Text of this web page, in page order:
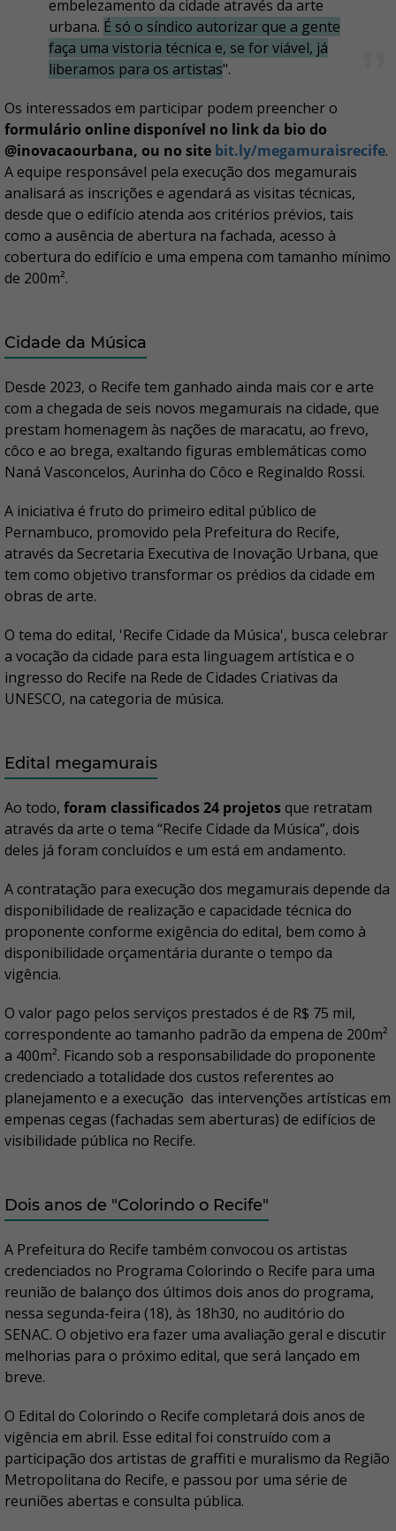
embelezamento da cidade através da arte
urbana. É só o síndico autorizar que a gente
faça uma vistoria técnica e, se for viável, já
liberamos para os artistas".
Os interessados em participar podem preencher o
formulário online disponível no link da bio do
@inovacaourbana, ou no site bit.ly/megamuraisrecife.
A equipe responsável pela execução dos megamurais
analisará as inscrições e agendará as visitas técnicas,
desde que o edifício atenda aos critérios prévios, tais
como a ausência de abertura na fachada, acesso à
cobertura do edifício e uma empena com tamanho mínimo
de 200m².
Cidade da Música
Desde 2023, o Recife tem ganhado ainda mais cor e arte
com a chegada de seis novos megamurais na cidade, que
prestam homenagem às nações de maracatu, ao frevo,
côco e ao brega, exaltando figuras emblemáticas como
Naná Vasconcelos, Aurinha do Côco e Reginaldo Rossi.
A iniciativa é fruto do primeiro edital público de
Pernambuco, promovido pela Prefeitura do Recife,
através da Secretaria Executiva de Inovação Urbana, que
tem como objetivo transformar os prédios da cidade em
obras de arte.
O tema do edital, 'Recife Cidade da Música', busca celebrar
a vocação da cidade para esta linguagem artística e o
ingresso do Recife na Rede de Cidades Criativas da
UNESCO, na categoria de música.
Edital megamurais
Ao todo, foram classificados 24 projetosque retratam
através da arte o tema “Recife Cidade da Música”, dois
deles já foram concluídos e um está em andamento.
A contratação para execução dos megamurais depende da
disponibilidade de realização e capacidade técnica do
proponente conforme exigência do edital, bem como à
disponibilidade orçamentária durante o tempo da
vigência.
O valor pago pelos serviços prestados é de R$ 75 mil,
correspondente ao tamanho padrão da empena de 200m²
a 400m². Ficando sob a responsabilidade do proponente
credenciado a totalidade dos custos referentes ao
planejamento e a execução das intervenções artísticas em
empenas cegas (fachadas sem aberturas) de edifícios de
visibilidade pública no Recife.
Dois anos de "Colorindo o Recife"
A Prefeitura do Recife também convocou os artistas
credenciados no Programa Colorindo o Recife para uma
reunião de balanço dos últimos dois anos do programa,
nessa segunda-feira (18), às 18h30, no auditório do
SENAC. O objetivo era fazer uma avaliação geral e discutir
melhorias para o próximo edital, que será lançado em
breve.
O Edital do Colorindo o Recife completará dois anos de
vigência em abril. Esse edital foi construído com a
participação dos artistas de graffiti e muralismo da Região
Metropolitana do Recife, e passou por uma série de
reuniões abertas e consulta pública.